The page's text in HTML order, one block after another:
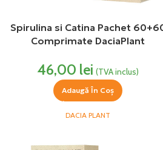
Spirulina si Catina Pachet
Comprimate DaciaPlant
46,00 lei (TVA inclus)
Adaugă În Coș
DACIA PLANT